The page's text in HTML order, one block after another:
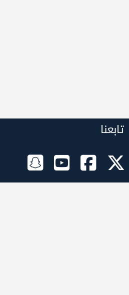
تابعنا